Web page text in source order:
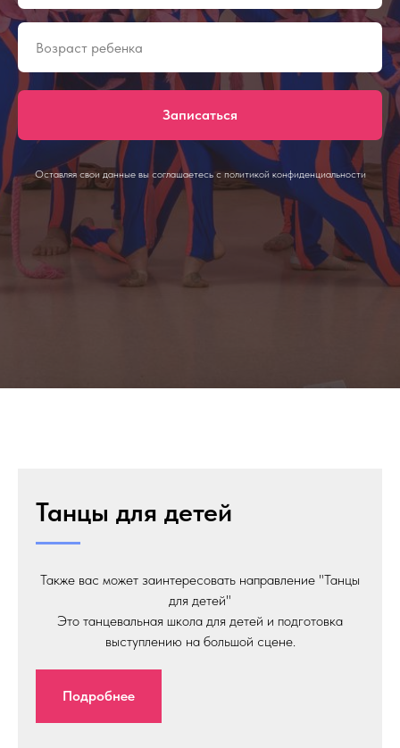
Записаться
Оставляя свои данные вы соглашаетесь с политикой конфиденциальности
Танцы для детей
Также вас может заинтересовать направление "Танцы
для детей"
Это танцевальная школа для детей и подготовка
выступлению на большой сцене.
Подробнее